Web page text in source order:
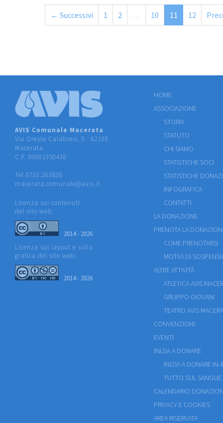
← Successivi 1 2 … 10 11 12
AVIS Comunale Macerata
Via Oreste Calabresi, 5 - 62100
Macerata
C.F. 80001350430
Tel 0733.263838
macerata.comunale@avis.it
Licenza sui contenuti
del sito web:
2014 - 2026
Licenza sul layout e sulla
grafica del sito web:
2014 - 2026
HOME
ASSOCIAZIONE
STORIA
STATUTO
CHI SIAMO
STATISTICHE SOCI
STATISTICHE
INFOGRAFICA
CONTATTI
LA DONAZIONE
PRENOTA LA
COME PRENOTARSI
MOTIVI DI
ALTRE ATTIVITÀ
ATLETICA AVIS
GRUPPO GIOVANI
TEATRO AVIS
CONVENZIONI
EVENTI
INIZIA A DONARE
INIZIA A DONARE IN
TUTTO SUL SANGUE
CALENDARIO
PRIVACY E COOKIES
AREA RISERVATA